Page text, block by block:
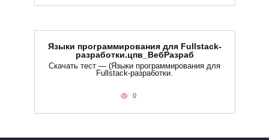
Языки программирования для Fullstack-
разработки.цпв_ВебРазраб
Скачать тест — (Языки программирования для
Fullstack-разработки.
0